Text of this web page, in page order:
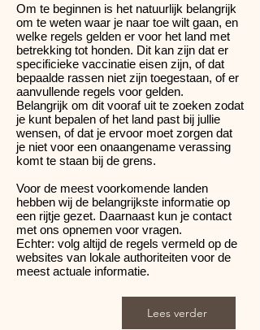
Om te beginnen is het natuurlijk belangrijk
om te weten waar je naar toe wilt gaan, en
welke regels gelden er voor het land met
betrekking tot honden. Dit kan zijn dat er
specificieke vaccinatie eisen zijn, of dat
bepaalde rassen niet zijn toegestaan, of er
aanvullende regels voor gelden.
Belangrijk om dit vooraf uit te zoeken zodat
je kunt bepalen of het land past bij jullie
wensen, of dat je ervoor moet zorgen dat
je niet voor een onaangename verassing
komt te staan bij de grens.
Voor de meest voorkomende landen
hebben wij de belangrijkste informatie op
een rijtje gezet. Daarnaast kun je contact
met ons opnemen voor vragen.
Echter: volg altijd de regels vermeld op de
websites van lokale authoriteiten voor de
meest actuale informatie.
Lees verder